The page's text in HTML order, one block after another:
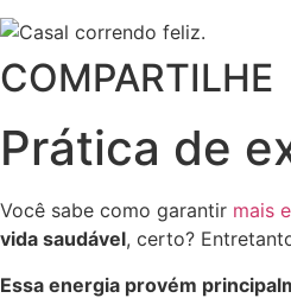
COMPARTILHE
Prática de
Você sabe como garantir mais
vida saudável, certo?
Essa energia provém